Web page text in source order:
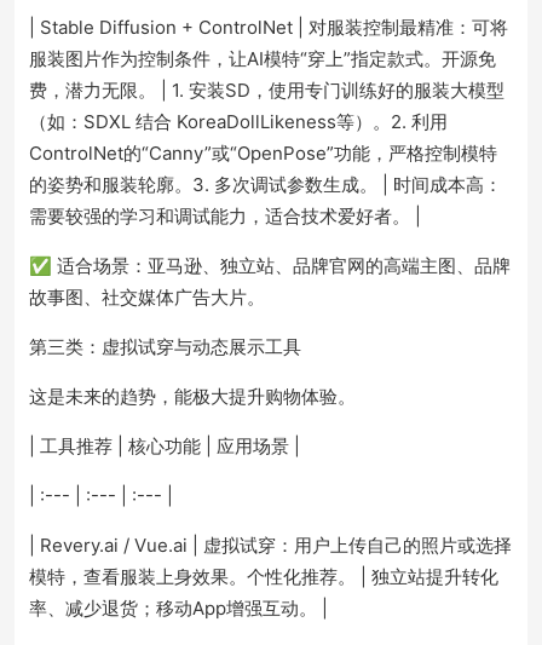
| Stable Diffusion + ControlNet | 对服装控制最精准：可将
服装图片作为控制条件，让AI模特“穿上”指定款式。开源免
费，潜力无限。 | 1. 安装SD，使用专门训练好的服装大模型
（如：SDXL 结合 KoreaDollLikeness等）。2. 利用
ControlNet的“Canny”或“OpenPose”功能，严格控制模特
的姿势和服装轮廓。3. 多次调试参数生成。 | 时间成本高：
需要较强的学习和调试能力，适合技术爱好者。 |
✅ 适合场景：亚马逊、独立站、品牌官网的高端主图、品牌
故事图、社交媒体广告大片。
第三类：虚拟试穿与动态展示工具
这是未来的趋势，能极大提升购物体验。
| 工具推荐 | 核心功能 | 应用场景 |
| :--- | :--- | :--- |
| Revery.ai / Vue.ai | 虚拟试穿：用户上传自己的照片或选择
模特，查看服装上身效果。个性化推荐。 | 独立站提升转化
率、减少退货；移动App增强互动。 |